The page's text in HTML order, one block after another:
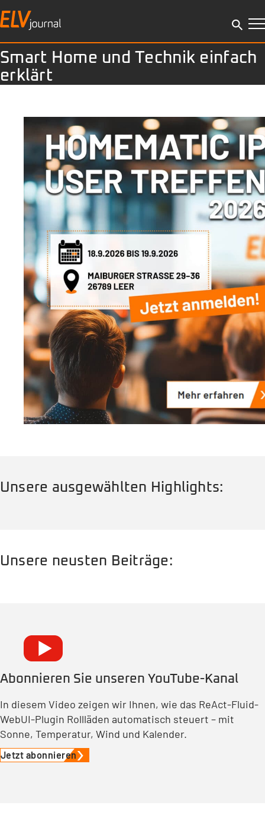
Smart Home und Technik einfach
erklärt
Unsere ausgewählten Highlights:
Unsere neusten Beiträge:
Abonnieren Sie unseren YouTube-Kanal
In diesem Video zeigen wir Ihnen, wie das ReAct-Fluid-
WebUI-Plugin Rollläden automatisch steuert – mit
Sonne, Temperatur, Wind und Kalender.
Jetzt abonnieren